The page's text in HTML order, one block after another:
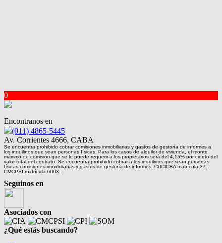
0
Encontranos en
(011) 4865-5445
Av. Corrientes 4666, CABA
Se encuentra prohibido cobrar comisiones inmobiliarias y gastos de gestoría de informes a
los inquilinos que sean personas físicas. Para los casos de alquiler de vivienda, el monto
máximo de comisión que se le puede requerir a los propietarios será del 4,15% por ciento del
valor total del contrato. Se encuentra prohibido cobrar a los inquilinos que sean personas
físicas comisiones inmobiliarias y gastos de gestoría de informes. CUCICBA matrícula 37.
CMCPSI matrícula 6003.
Seguinos en
Asociados con
¿Qué estás buscando?